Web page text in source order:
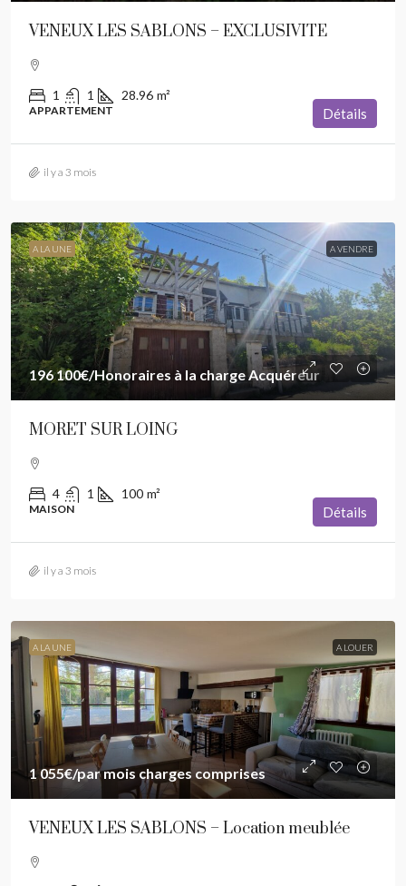
VENEUX LES SABLONS – EXCLUSIVITE
1 1 28.96 m²
APPARTEMENT Détails
il y a 3 mois
A LA UNE A VENDRE
196 100€/Honoraires à la charge Acquéreur
MORET SUR LOING
4 1 100 m²
MAISON Détails
il y a 3 mois
A LA UNE A LOUER
1 055€/par mois charges comprises
VENEUX LES SABLONS – Location meublée